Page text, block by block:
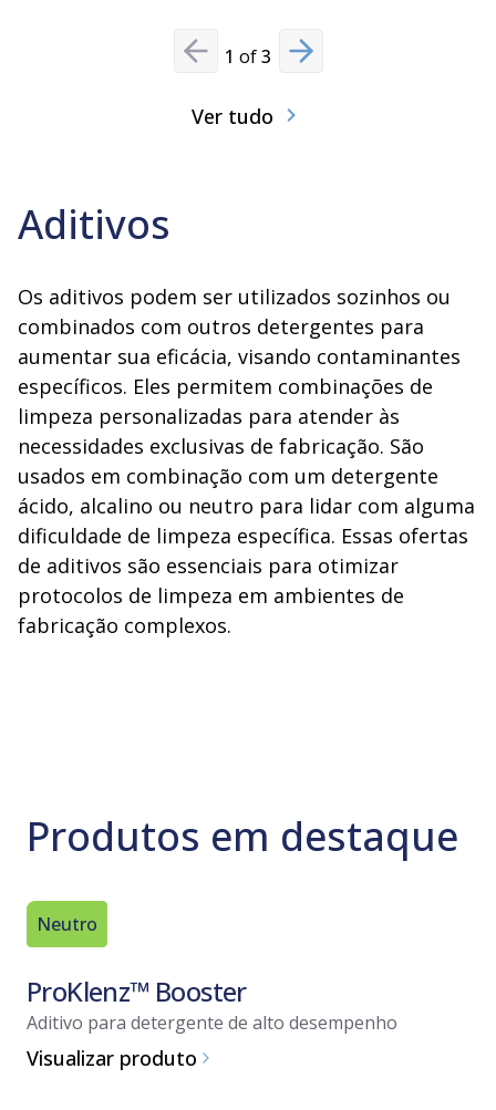
Previous slide
1 of3 Next slide
Ver tudo
Aditivos
Os aditivos podem ser utilizados sozinhos ou
combinados com outros detergentes para
aumentar sua eficácia, visando contaminantes
específicos. Eles permitem combinações de
limpeza personalizadas para atender às
necessidades exclusivas de fabricação. São
usados em combinação com um detergente
ácido, alcalino ou neutro para lidar com alguma
dificuldade de limpeza específica. Essas ofertas
de aditivos são essenciais para otimizar
protocolos de limpeza em ambientes de
fabricação complexos.
Produtos em destaque
Neutro
ProKlenz™ Booster
Aditivo para detergente de alto desempenho
Visualizar produto